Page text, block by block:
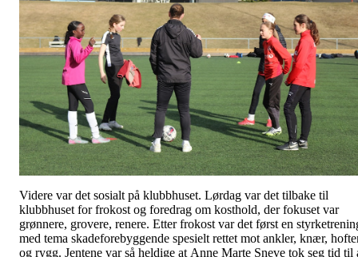
Videre var det sosialt på klubbhuset. Lørdag var det tilbake til
klubbhuset for frokost og foredrag om kosthold, der fokuset var
grønnere, grovere, renere. Etter frokost var det først en
med tema skadeforebyggende spesielt rettet mot ankler, knær,
og rygg. Jentene var så heldige at Anne Marte Sneve tok seg tid til